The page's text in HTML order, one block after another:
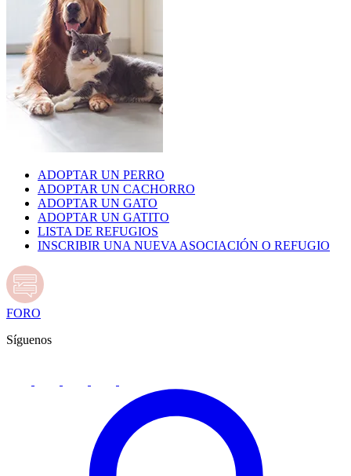
ADOPTAR UN PERRO
ADOPTAR UN CACHORRO
ADOPTAR UN GATO
ADOPTAR UN GATITO
LISTA DE REFUGIOS
INSCRIBIR UNA NUEVA ASOCIACIÓN O REFUGIO
FORO
Síguenos